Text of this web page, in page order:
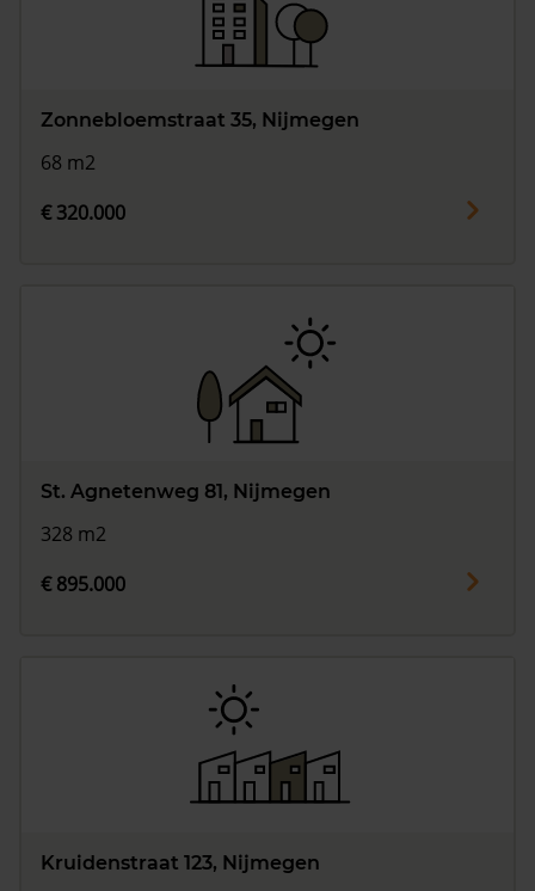
Zonnebloemstraat 35, Nijmegen
68 m2
€ 320.000
St. Agnetenweg 81, Nijmegen
328 m2
€ 895.000
Kruidenstraat 123, Nijmegen